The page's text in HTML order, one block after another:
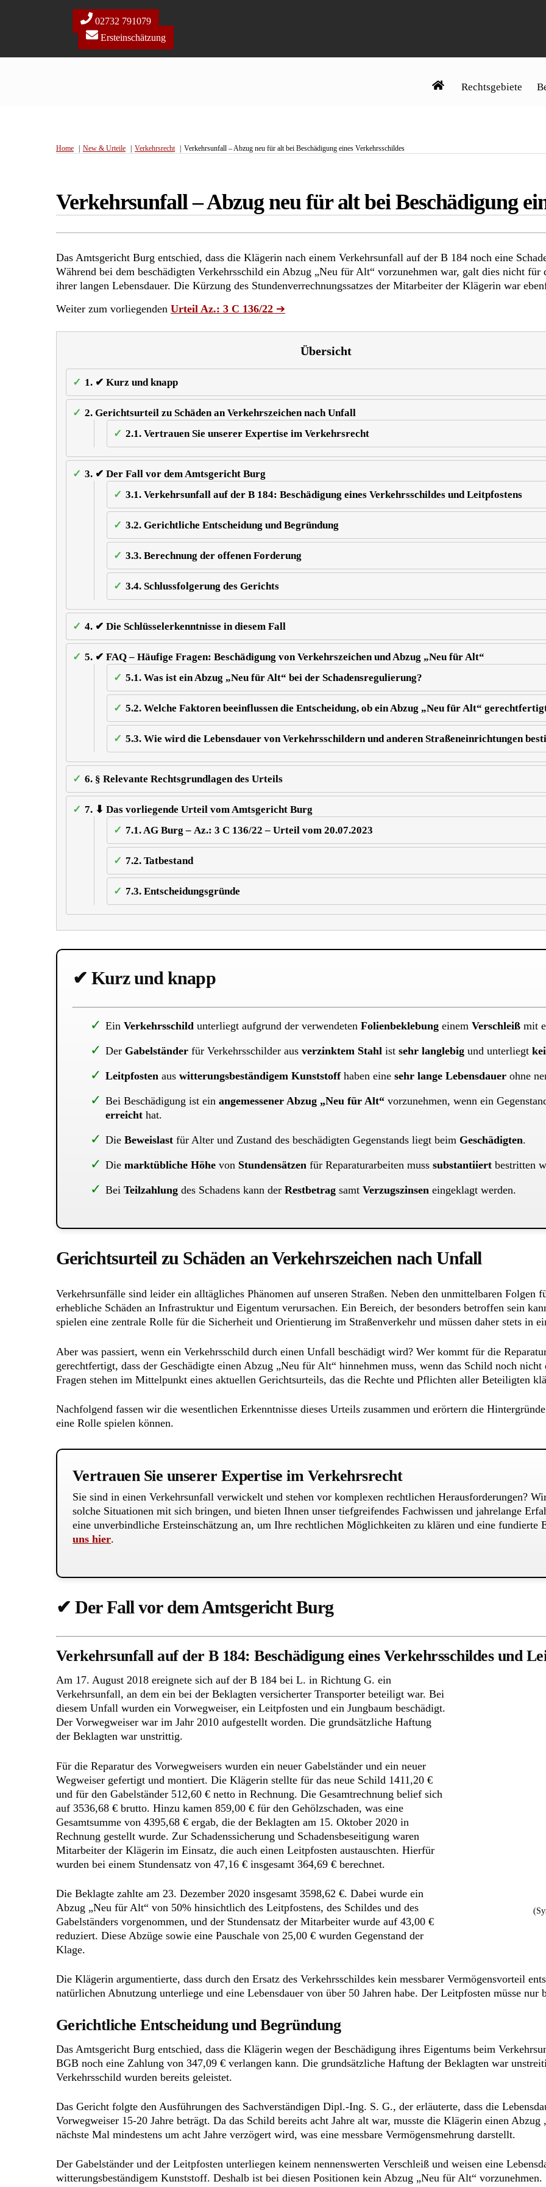
02732 791079
Ersteinschätzung
Rechtsgebiete
Home New & Urteile Verkehrsrecht Verkehrsunfall – Abzug neu für alt bei Beschädigung eines Verkehrsschildes
Verkehrsunfall – Abzug neu für alt bei Beschädigung
Das Amtsgericht Burg entschied, dass die Klägerin nach einem Verkehrsunfall auf der B 184 noch eine
Während bei dem beschädigten Verkehrsschild ein Abzug „Neu für Alt“ vorzunehmen war, galt dies nicht für
ihrer langen Lebensdauer. Die Kürzung des Stundenverrechnungssatzes der Mitarbeiter der Klägerin war
Weiter zum vorliegenden Urteil Az.: 3 C 136/22 ➔
Übersicht
1. ✔ Kurz und knapp
2. Gerichtsurteil zu Schäden an Verkehrszeichen nach Unfall
2.1. Vertrauen Sie unserer Expertise im Verkehrsrecht
3. ✔ Der Fall vor dem Amtsgericht Burg
3.1. Verkehrsunfall auf der B 184: Beschädigung eines Verkehrsschildes und Leitpfostens
3.2. Gerichtliche Entscheidung und Begründung
3.3. Berechnung der offenen Forderung
3.4. Schlussfolgerung des Gerichts
4. ✔ Die Schlüsselerkenntnisse in diesem Fall
5. ✔ FAQ – Häufige Fragen: Beschädigung von Verkehrszeichen und Abzug „Neu für Alt“
5.1. Was ist ein Abzug „Neu für Alt“ bei der Schadensregulierung?
5.2. Welche Faktoren beeinflussen die Entscheidung, ob ein Abzug „Neu für Alt“
5.3. Wie wird die Lebensdauer von Verkehrsschildern und anderen Straßeneinrichtungen
6. § Relevante Rechtsgrundlagen des Urteils
7. ⬇ Das vorliegende Urteil vom Amtsgericht Burg
7.1.AG Burg – Az.: 3 C 136/22 – Urteil vom 20.07.2023
7.2. Tatbestand
7.3. Entscheidungsgründe
✔ Kurz und knapp
Ein Verkehrsschildunterliegt aufgrund der verwendeten Folienbeklebungeinem Verschleißmit
Der Gabelständerfür Verkehrsschilder aus verzinktem Stahlist sehr langlebigund unterliegt
Leitpfostenaus witterungsbeständigem Kunststoffhaben eine sehr lange Lebensdauerohne
Bei Beschädigung ist ein angemessener Abzug „Neu für Alt“vorzunehmen, wenn ein
erreichthat.
Die Beweislastfür Alter und Zustand des beschädigten Gegenstands liegt beim Geschädigten.
Die marktübliche Höhevon Stundensätzenfür Reparaturarbeiten muss substantiiertbestritten
Bei Teilzahlungdes Schadens kann der Restbetragsamt Verzugszinseneingeklagt werden.
Gerichtsurteil zu Schäden an Verkehrszeichen nach Unfall
Verkehrsunfälle sind leider ein alltägliches Phänomen auf unseren Straßen. Neben den unmittelbaren Folgen
erhebliche Schäden an Infrastruktur und Eigentum verursachen. Ein Bereich, der besonders betroffen sein
spielen eine zentrale Rolle für die Sicherheit und Orientierung im Straßenverkehr und müssen daher stets in
Aber was passiert, wenn ein Verkehrsschild durch einen Unfall beschädigt wird? Wer kommt für die
gerechtfertigt, dass der Geschädigte einen Abzug „Neu für Alt“ hinnehmen muss, wenn das Schild noch nicht
Fragen stehen im Mittelpunkt eines aktuellen Gerichtsurteils, das die Rechte und Pflichten aller Beteiligten
Nachfolgend fassen wir die wesentlichen Erkenntnisse dieses Urteils zusammen und erörtern die
eine Rolle spielen können.
Vertrauen Sie unserer Expertise im Verkehrsrecht
Sie sind in einen Verkehrsunfall verwickelt und stehen vor komplexen rechtlichen Herausforderungen?
solche Situationen mit sich bringen, und bieten Ihnen unser tiefgreifendes Fachwissen und jahrelange
eine unverbindliche Ersteinschätzung an, um Ihre rechtlichen Möglichkeiten zu klären und eine fundierte
uns hier.
✔ Der Fall vor dem Amtsgericht Burg
Verkehrsunfall auf der B 184: Beschädigung eines Verkehrsschildes und
Am 17. August 2018 ereignete sich auf der B 184 bei L. in Richtung G. ein
Verkehrsunfall, an dem ein bei der Beklagten versicherter Transporter beteiligt war. Bei
diesem Unfall wurden ein Vorwegweiser, ein Leitpfosten und ein Jungbaum beschädigt.
Der Vorwegweiser war im Jahr 2010 aufgestellt worden. Die grundsätzliche Haftung
der Beklagten war unstrittig.
Für die Reparatur des Vorwegweisers wurden ein neuer Gabelständer und ein neuer
Wegweiser gefertigt und montiert. Die Klägerin stellte für das neue Schild 1411,20 €
und für den Gabelständer 512,60 € netto in Rechnung. Die Gesamtrechnung belief sich
auf 3536,68 € brutto. Hinzu kamen 859,00 € für den Gehölzschaden, was eine
Gesamtsumme von 4395,68 € ergab, die der Beklagten am 15. Oktober 2020 in
Rechnung gestellt wurde. Zur Schadenssicherung und Schadensbeseitigung waren
Mitarbeiter der Klägerin im Einsatz, die auch einen Leitpfosten austauschten. Hierfür
wurden bei einem Stundensatz von 47,16 € insgesamt 364,69 € berechnet.
Die Beklagte zahlte am 23. Dezember 2020 insgesamt 3598,62 €. Dabei wurde ein
Abzug „Neu für Alt“ von 50% hinsichtlich des Leitpfostens, des Schildes und des
Gabelständers vorgenommen, und der Stundensatz der Mitarbeiter wurde auf 43,00 €
reduziert. Diese Abzüge sowie eine Pauschale von 25,00 € wurden Gegenstand der
Klage.
Die Klägerin argumentierte, dass durch den Ersatz des Verkehrsschildes kein messbarer Vermögensvorteil
natürlichen Abnutzung unterliege und eine Lebensdauer von über 50 Jahren habe. Der Leitpfosten müsse nur
Gerichtliche Entscheidung und Begründung
Das Amtsgericht Burg entschied, dass die Klägerin wegen der Beschädigung ihres Eigentums beim
BGB noch eine Zahlung von 347,09 € verlangen kann. Die grundsätzliche Haftung der Beklagten war
Verkehrsschild wurden bereits geleistet.
Das Gericht folgte den Ausführungen des Sachverständigen Dipl.-Ing. S. G., der erläuterte, dass die
Vorwegweiser 15-20 Jahre beträgt. Da das Schild bereits acht Jahre alt war, musste die Klägerin einen
nächste Mal mindestens um acht Jahre verzögert wird, was eine messbare Vermögensmehrung darstellt.
Der Gabelständer und der Leitpfosten unterliegen keinem nennenswerten Verschleiß und weisen eine
witterungsbeständigem Kunststoff. Deshalb ist bei diesen Positionen kein Abzug „Neu für Alt“ vorzunehmen.